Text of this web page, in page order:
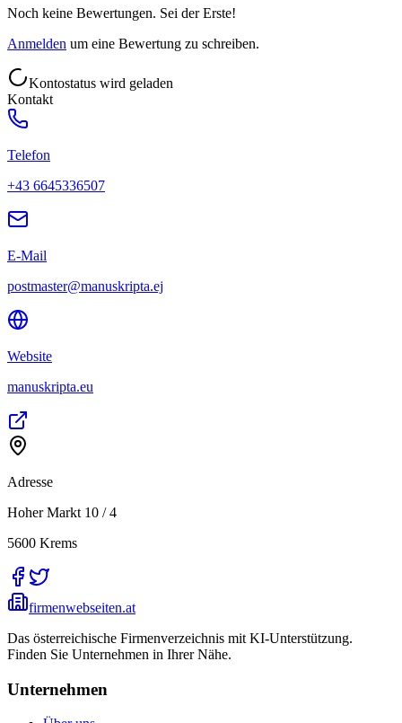
Noch keine Bewertungen. Sei der Erste!
Anmelden um eine Bewertung zu schreiben.
Kontostatus wird geladen
Kontakt
Telefon
+43 6645336507
E-Mail
postmaster@manuskripta.ej
Website
manuskripta.eu
Adresse
Hoher Markt 10 / 4
5600 Krems
firmenwebseiten.at
Das österreichische Firmenverzeichnis mit KI-Unterstützung.
Finden Sie Unternehmen in Ihrer Nähe.
Unternehmen